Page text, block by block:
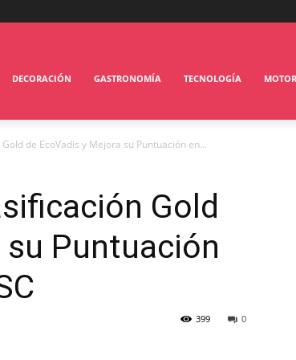
DECORACIÓN GASTRONOMÍA TECNOLOGÍA MOTOR
de EcoVadis y Mejora su Puntuación en...
Gold
su Puntuación
0
399